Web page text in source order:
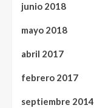
junio 2018
mayo 2018
abril 2017
febrero 2017
septiembre 2014